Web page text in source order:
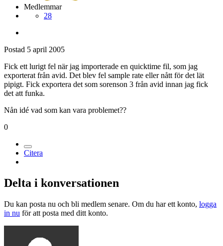
Medlemmar
28
Postad 5 april 2005
Fick ett lurigt fel när jag importerade en quicktime fil, som jag
exporterat från avid. Det blev fel sample rate eller nått för det lät
pipigt. Fick exportera det som sorenson 3 från avid innan jag fick
det att funka.
Nån idé vad som kan vara problemet??
0
Citera
Delta i konversationen
Du kan posta nu och bli medlem senare. Om du har ett konto, logga
in nu för att posta med ditt konto.